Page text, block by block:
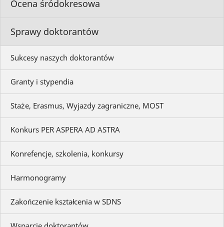
Ocena śródokresowa
Sprawy doktorantów
Sukcesy naszych doktorantów
Granty i stypendia
Staże, Erasmus, Wyjazdy zagraniczne, MOST
Konkurs PER ASPERA AD ASTRA
Konrefencje, szkolenia, konkursy
Harmonogramy
Zakończenie kształcenia w SDNS